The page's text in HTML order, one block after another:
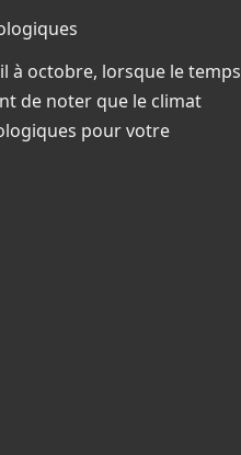
à octobre, lorsque le temps
de noter que le climat
pour votre